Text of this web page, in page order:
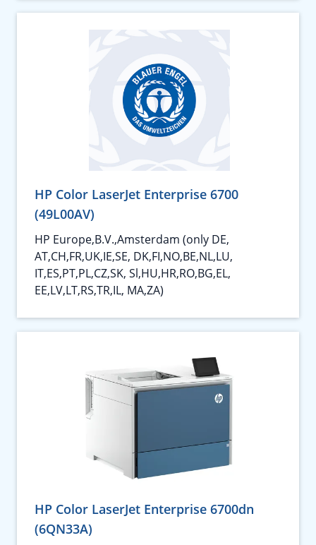
HP Color LaserJet Enterprise 6700
(49L00AV)
HP Europe,B.V.,Amsterdam (only DE,
AT,CH,FR,UK,IE,SE, DK,FI,NO,BE,NL,LU,
IT,ES,PT,PL,CZ,SK, Sl,HU,HR,RO,BG,EL,
EE,LV,LT,RS,TR,IL, MA,ZA)
HP Color LaserJet Enterprise 6700dn
(6QN33A)